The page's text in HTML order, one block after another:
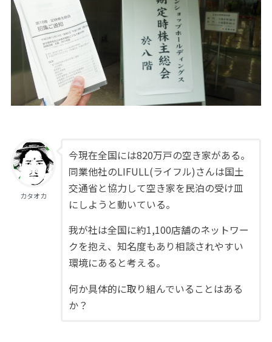
カタオカ
今現在全国には820万戸の空き家がある。
同業他社のLIFULL(ライフル)さんは国土
交通省と協力して空き家を民泊の受け皿
にしようと動いている。
我が社は全国に約1,100店舗のネットワー
クを抱え、知名度もあり相談されやすい
環境にあると考える。
何か具体的に取り組んでいることはある
か？